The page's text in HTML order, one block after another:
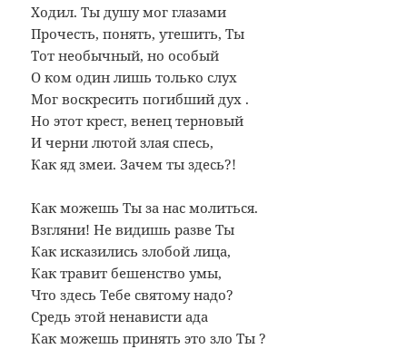
Ходил. Ты душу мог глазами
Прочесть, понять, утешить, Ты
Тот необычный, но особый
О ком один лишь только слух
Мог воскресить погибший дух .
Но этот крест, венец терновый
И черни лютой злая спесь,
Как яд змеи. Зачем ты здесь?!
Как можешь Ты за нас молиться.
Взгляни! Не видишь разве Ты
Как исказились злобой лица,
Как травит бешенство умы,
Что здесь Тебе святому надо?
Средь этой ненависти ада
Как можешь принять это зло Ты ?